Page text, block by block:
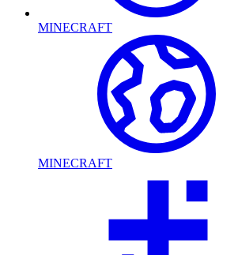
MINECRAFT
MINECRAFT